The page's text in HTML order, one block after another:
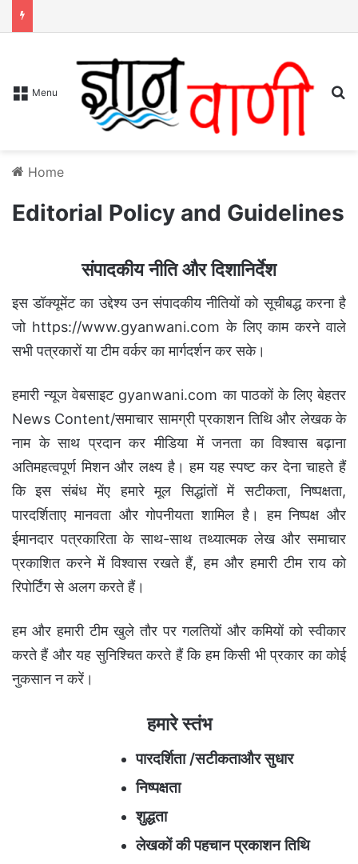
Menu
Home
Editorial Policy and Guidelines
संपादकीय नीति और दिशानिर्देश
इस डॉक्यूमेंट का उद्देश्य उन संपादकीय नीतियों को सूचीबद्ध करना है
जो https://www.gyanwani.com के लिए काम करने वाले
सभी पत्रकारों या टीम वर्कर का मार्गदर्शन कर सके।
हमारी न्यूज वेबसाइट gyanwani.com का पाठकों के लिए बेहतर
News Content/समाचार सामग्री प्रकाशन तिथि और लेखक के
नाम के साथ प्रदान कर मीडिया में जनता का विश्वास बढ़ाना
अतिमहत्वपूर्ण मिशन और लक्ष्य है। हम यह स्पष्ट कर देना चाहते हैं
कि इस संबंध मेंए हमारे मूल सिद्धांतों में सटीकता, निष्पक्षता,
पारदर्शिताए मानवता और गोपनीयता शामिल है। हम निष्पक्ष और
ईमानदार पत्रकारिता के साथ-साथ तथ्यात्मक लेख और समाचार
प्रकाशित करने में विश्वास रखते हैं, हम और हमारी टीम राय को
रिपोर्टिंग से अलग करते हैं।
हम और हमारी टीम खुले तौर पर गलतियों और कमियों को स्वीकार
करते हैं और यह सुनिश्चित करते हैं कि हम किसी भी प्रकार का कोई
नुकसान न करें।
हमारे स्तंभ
पारदर्शिता /सटीकताऔर सुधार
निष्पक्षता
शुद्धता
लेखकों की पहचान प्रकाशन तिथि